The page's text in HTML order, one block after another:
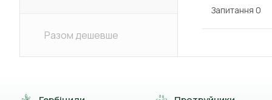
Разом дешевше
Запитання 0